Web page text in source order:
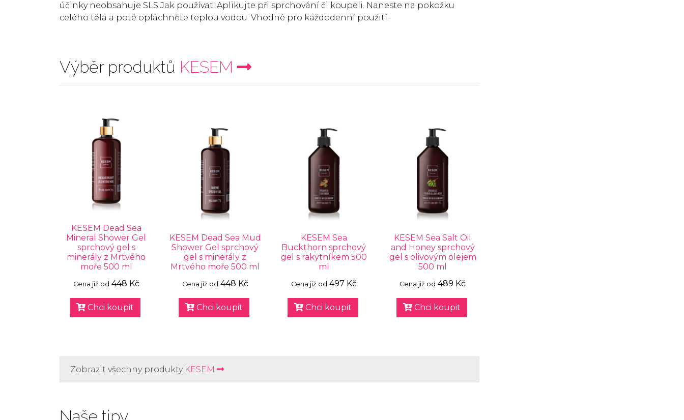
účinky neobsahuje SLS Jak používat: Aplikujte při sprchování či koupeli. Naneste na pokožku
celého těla a poté opláchněte teplou vodou. Vhodné pro každodenní použití.
Výběr produktů KESEM
KESEM Dead Sea
Mineral Shower Gel
sprchový gel s
minerály z Mrtvého
moře 500 ml
Cena již od 448 Kč
Chci koupit
KESEM Dead Sea Mud
Shower Gel sprchový
gel s minerály z
Mrtvého moře 500 ml
Cena již od 448 Kč
Chci koupit
KESEM Sea
Buckthorn sprchový
gel s rakytníkem 500
ml
Cena již od 497 Kč
Chci koupit
KESEM Sea Salt Oil
and Honey sprchový
gel s olivovým olejem
500 ml
Cena již od 489 Kč
Chci koupit
Zobrazit všechny produkty KESEM
Naše tipy